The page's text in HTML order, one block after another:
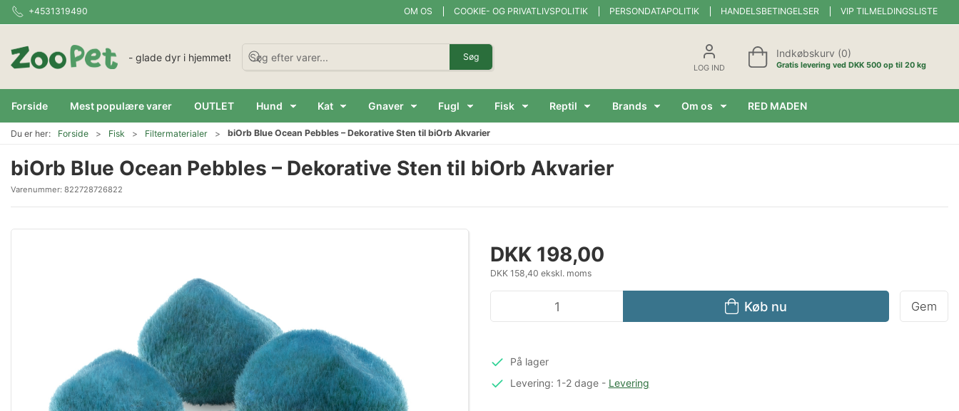
+4531319490 OM OS COOKIE- OG PRIVATLIVSPOLITIK PERSONDATAPOLITIK HANDELSBETINGELSER VIP TILMELDINGSLISTE
- glade dyr i hjemmet! Søg
LOG IND
Indkøbskurv (0)
Gratis levering ved DKK 500 op til 20 kg
Forside Mest populære varer OUTLET Hund Kat Gnaver Fugl Fisk Reptil Brands Om os RED MADEN
Du er her: Forside Fisk Filtermaterialer biOrb Blue Ocean Pebbles – Dekorative Sten til biOrb Akvarier
biOrb Blue Ocean Pebbles – Dekorative Sten til biOrb Akvarier
Varenummer: 822728726822
DKK 198,00
DKK 158,40 ekskl. moms
Køb nu Gem
På lager
Levering: 1-2 dage- Levering